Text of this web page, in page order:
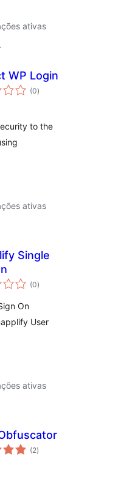
ativas
WP Login
(0avaliações
totais
)
to the
ativas
Single
(0avaliações
totais
)
On
User
ativas
(2avaliações
totais
)